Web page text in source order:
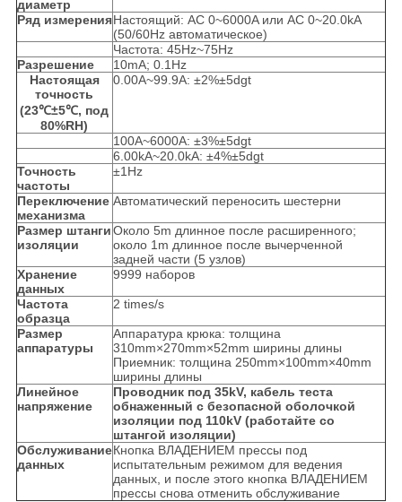
диаметр
Ряд измеренияНастоящий: AC 0~6000A или AC 0~20.0kA
(50/60Hz автоматическое)
Частота: 45Hz~75Hz
Разрешение
10mA; 0.1Hz
Настоящая
точность
(23℃±5℃, под
80%RH)
0.00A~99.9A: ±2%±5dgt
100A~6000A: ±3%±5dgt
6.00kA~20.0kA: ±4%±5dgt
Точность
частоты
±1Hz
Переключение
механизма
Автоматический переносить шестерни
Размер штанги
изоляции
Около 5m длинное после расширенного;
около 1m длинное после вычерченной
задней части (5 узлов)
Хранение
данных
9999 наборов
Частота
образца
2 times/s
Размер
аппаратуры
Аппаратура крюка: толщина
310mm×270mm×52mm ширины длины
Приемник: толщина 250mm×100mm×40mm
ширины длины
Линейное
напряжение
Проводник под 35kV, кабель теста
обнаженный с безопасной оболочкой
изоляции под 110kV (работайте со
штангой изоляции)
Обслуживание
данных
Кнопка ВЛАДЕНИЕМ прессы под
испытательным режимом для ведения
данных, и после этого кнопка ВЛАДЕНИЕМ
прессы снова отменить обслуживание